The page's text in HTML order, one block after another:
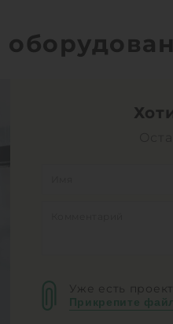
Уже есть проект?
Прикрепите